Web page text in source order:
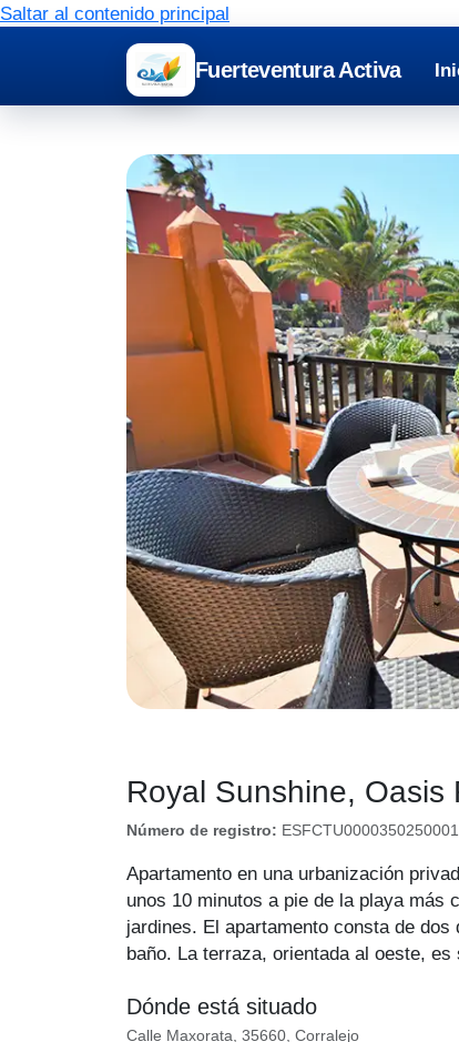
Saltar al contenido principal
Fuerteventura Activa
Royal Sunshine, Oasis
Número de registro:
Apartamento en una urbanización
unos 10 minutos a pie de la playa más
jardines. El apartamento consta de
baño. La terraza, orientada al oeste, es
Dónde está situado
Calle Maxorata, 35660, Corralejo